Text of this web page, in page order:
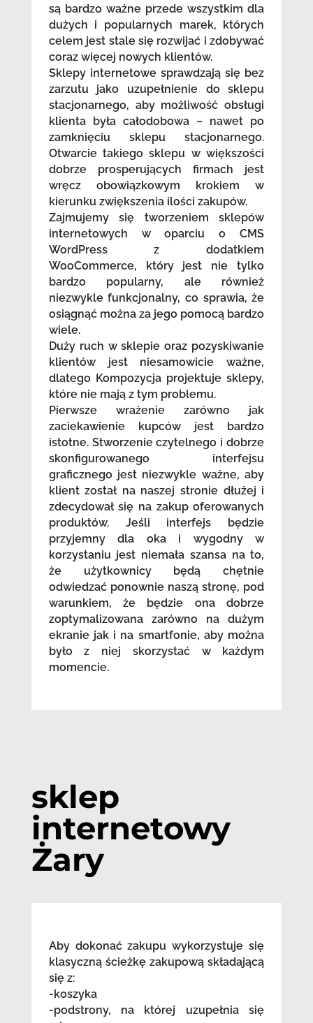
są bardzo ważne przede wszystkim dla
dużych i popularnych marek, których
celem jest stale się rozwijać i zdobywać
coraz więcej nowych klientów.
Sklepy internetowe sprawdzają się bez
zarzutu jako uzupełnienie do sklepu
stacjonarnego, aby możliwość obsługi
klienta była całodobowa – nawet po
zamknięciu sklepu stacjonarnego.
Otwarcie takiego sklepu w większości
dobrze prosperujących firmach jest
wręcz obowiązkowym krokiem w
kierunku zwiększenia ilości zakupów.
Zajmujemy się tworzeniem sklepów
internetowych w oparciu o CMS
WordPress z dodatkiem
WooCommerce, który jest nie tylko
bardzo popularny, ale również
niezwykle funkcjonalny, co sprawia, że
osiągnąć można za jego pomocą bardzo
wiele.
Duży ruch w sklepie oraz pozyskiwanie
klientów jest niesamowicie ważne,
dlatego Kompozycja projektuje sklepy,
które nie mają z tym problemu.
Pierwsze wrażenie zarówno jak
zaciekawienie kupców jest bardzo
istotne. Stworzenie czytelnego i dobrze
skonfigurowanego interfejsu
graficznego jest niezwykle ważne, aby
klient został na naszej stronie dłużej i
zdecydował się na zakup oferowanych
produktów. Jeśli interfejs będzie
przyjemny dla oka i wygodny w
korzystaniu jest niemała szansa na to,
że użytkownicy będą chętnie
odwiedzać ponownie naszą stronę, pod
warunkiem, że będzie ona dobrze
zoptymalizowana zarówno na dużym
ekranie jak i na smartfonie, aby można
było z niej skorzystać w każdym
momencie.
sklep
internetowy
Żary
Aby dokonać zakupu wykorzystuje się
klasyczną ścieżkę zakupową składającą
się z:
-koszyka
-podstrony, na której uzupełnia się